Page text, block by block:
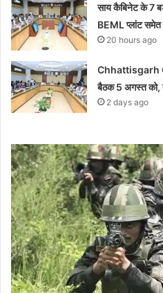
साय कैबिनेट के 7
BEML प्लांट समेत
20 hours ago
Chhattisgarh
बैठक 5 अगस्त को,
2 days ago